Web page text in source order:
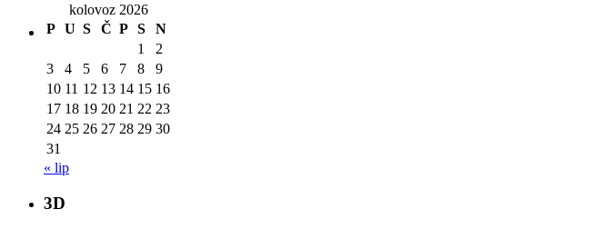
kolovoz 2026
P U S Č P S
N
1
2
3
4 5 6 7 8
9
10 11 12 13 14 15 16
17 18 19 20 21 22 23
24 25 26 27 28 29 30
31
« lip
3D